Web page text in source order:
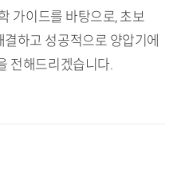
가이드를 바탕으로, 초보
하고 성공적으로 양압기에
전해드리겠습니다.